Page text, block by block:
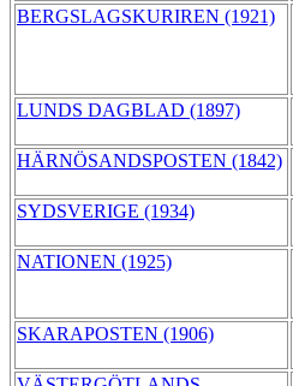
BERGSLAGSKURIREN (1921)
LUNDS DAGBLAD (1897)
HÄRNÖSANDSPOSTEN (1842)
SYDSVERIGE (1934)
NATIONEN (1925)
SKARAPOSTEN (1906)